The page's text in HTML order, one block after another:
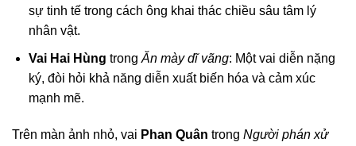
sự tinh tế trong cách ông khai thác chiều sâu tâm lý
nhân vật.
Vai Hai Hùng trong Ăn mày dĩ vãng: Một vai diễn nặng
ký, đòi hỏi khả năng diễn xuất biến hóa và cảm xúc
mạnh mẽ.
Trên màn ảnh nhỏ, vai Phan Quân trong Người phán xử